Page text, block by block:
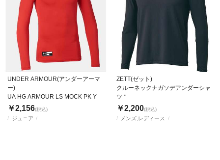
ジュニア
UNDER ARMOUR(アンダーアーマ
ー)
UA HG ARMOUR LS MOCK PK Y
￥2,156(税込)
メンズ,レディース
ZETT(ゼット)
クルーネックナガソデアンダーシャ
ツ *
￥2,200(税込)